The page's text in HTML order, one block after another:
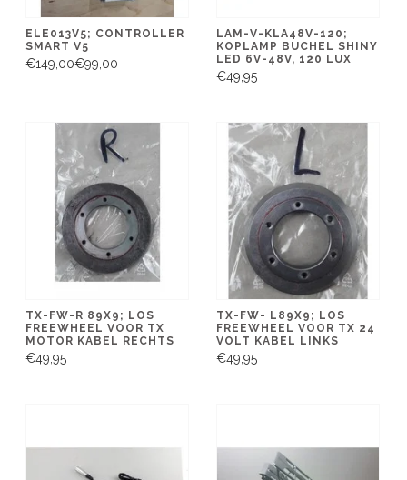
ELE013V5; CONTROLLER
SMART V5
€149,00€99,00
LAM-V-KLA48V-120;
KOPLAMP BUCHEL SHINY
LED 6V-48V, 120 LUX
€49,95
TX-FW-R 89X9; LOS
FREEWHEEL VOOR TX
MOTOR KABEL RECHTS
€49,95
TX-FW- L89X9; LOS
FREEWHEEL VOOR TX 24
VOLT KABEL LINKS
€49,95